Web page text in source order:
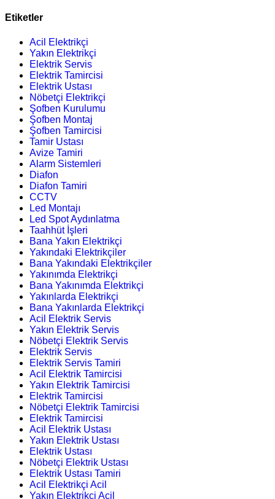
Etiketler
Acil Elektrikçi
Yakın Elektrikçi
Elektrik Servis
Elektrik Tamircisi
Elektrik Ustası
Nöbetçi Elektrikçi
Şofben Kurulumu
Şofben Montaj
Şofben Tamircisi
Tamir Ustası
Avize Tamiri
Alarm Sistemleri
Diafon
Diafon Tamiri
CCTV
Led Montajı
Led Spot Aydınlatma
Taahhüt İşleri
Bana Yakın Elektrikçi
Yakındaki Elektrikçiler
Bana Yakındaki Elektrikçiler
Yakınımda Elektrikçi
Bana Yakınımda Elektrikçi
Yakınlarda Elektrikçi
Bana Yakınlarda Elektrikçi
Acil Elektrik Servis
Yakın Elektrik Servis
Nöbetçi Elektrik Servis
Elektrik Servis
Elektrik Servis Tamiri
Acil Elektrik Tamircisi
Yakın Elektrik Tamircisi
Elektrik Tamircisi
Nöbetçi Elektrik Tamircisi
Elektrik Tamircisi
Acil Elektrik Ustası
Yakın Elektrik Ustası
Elektrik Ustası
Nöbetçi Elektrik Ustası
Elektrik Ustası Tamiri
Acil Elektrikçi Acil
Yakın Elektrikçi Acil